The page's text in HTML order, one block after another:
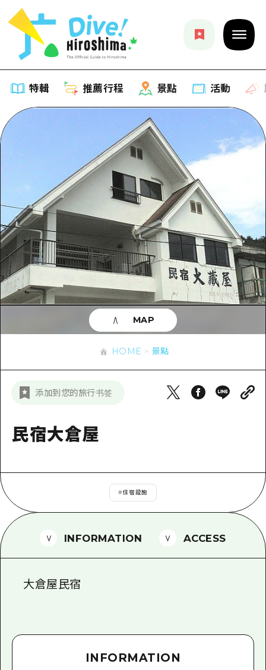
特輯 推薦行程 景點 活動
列表
推薦
藝術
活動·廟會
美食·酒水
騎自行車
購物
運動
夜晚生活
標準
治癒
推薦行程
列表
Dive! Hiroshima 官方向導
廣島隨意旅行
廣島市內
安芸
答對了
宮島周邊
短途旅行
一日遊
1晚2天
2晚3天
景點
列表
廣島市內
答對了
美北
東山口
活動
即時訊息
有用的信息
列表
超值遊覽門票
廣島免費 Wi-Fi
新聞
HOME 景點
添加到您的旅行书签
民宿大倉屋
#住宿設施
MAP
INFORMATION ACCESS
大倉屋民宿
INFORMATION